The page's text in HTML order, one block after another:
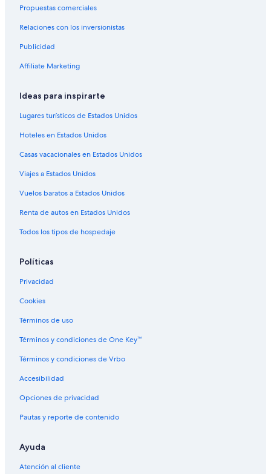
Hoteles cerca de Parkway Place Mall
Hoteles cerca de Huntsville Depot Museum
Hoteles cerca de Oakwood University
Hoteles con desayuno incluido en Hampton Cove
Hoteles para bodas en Centro histórico de Huntsville
Hoteles familiares en Sherwood Park
Hoteles cerca del bosque en Sherwood Park
Hoteles que aceptan mascotas en Sherwood Park
Hoteles cerca de Early Works Childrens Museum
Apartamentos en Laceys Spring
Moteles en Toney
Campings en Skyline
Hoteles cerca de Burritt on the Mountain
Hoteles cerca de Insanity Skate Park
Hoteles cerca de Monte Sano Mountain
Hoteles cerca de Von Braun Center
Hoteles cerca de Dog Spot dog park
Moteles en Owens Cross Roads
Cabañas en Trenton
Casas de campo en Trenton
Cabañas en Athens
Apartamentos en Athens
Propuestas comerciales
Relaciones con los inversionistas
Publicidad
Affiliate Marketing
Ideas para inspirarte
Lugares turísticos de Estados Unidos
Hoteles en Estados Unidos
Casas vacacionales en Estados Unidos
Viajes a Estados Unidos
Vuelos baratos a Estados Unidos
Renta de autos en Estados Unidos
Todos los tipos de hospedaje
Políticas
Privacidad
Cookies
Términos de uso
Términos y condiciones de One Key™
Términos y condiciones de Vrbo
Accesibilidad
Opciones de privacidad
Pautas y reporte de contenido
Ayuda
Atención al cliente